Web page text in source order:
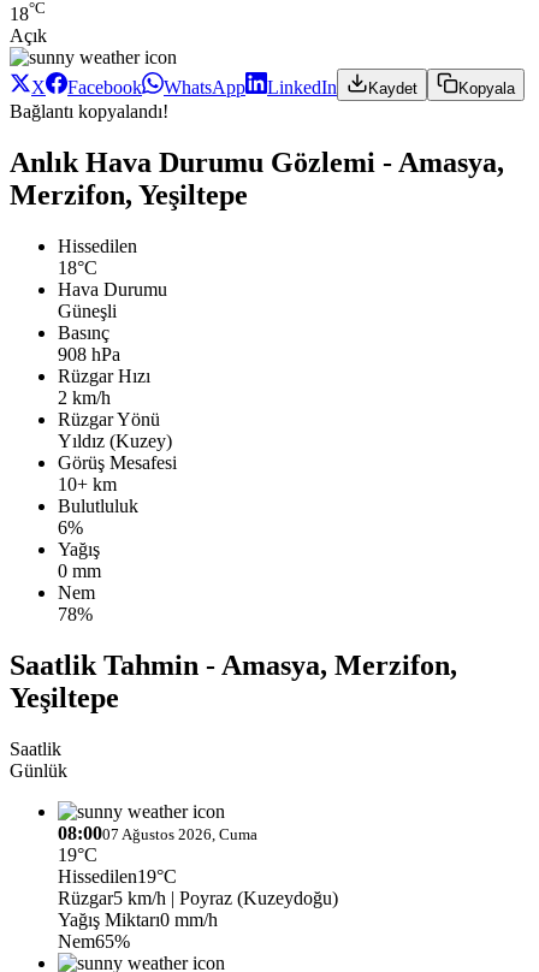
18°C
Açık
X Facebook WhatsApp LinkedIn Kaydet Kopyala
Bağlantı kopyalandı!
Anlık Hava Durumu Gözlemi - Amasya,
Merzifon, Yeşiltepe
Hissedilen
18°C
Hava Durumu
Güneşli
Basınç
908 hPa
Rüzgar Hızı
2 km/h
Rüzgar Yönü
Yıldız (Kuzey)
Görüş Mesafesi
10+ km
Bulutluluk
6%
Yağış
0 mm
Nem
78%
Saatlik Tahmin - Amasya, Merzifon,
Yeşiltepe
Saatlik
Günlük
08:0007 Ağustos 2026, Cuma
19°C
Hissedilen19°C
Rüzgar5 km/h | Poyraz (Kuzeydoğu)
Yağış Miktarı0 mm/h
Nem65%